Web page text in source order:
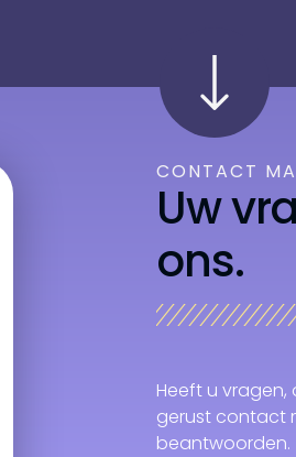
CONTACT
Uw
ons.
Heeft u vragen,
gerust contact
beantwoorden.